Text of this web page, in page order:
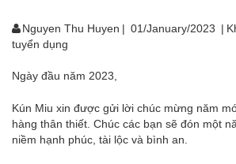
Nguyen Thu Huyen | 01/January/2023 |
tuyển dụng
Ngày đầu năm 2023,
Kún Miu xin được gửi lời chúc mừng năm
hàng thân thiết. Chúc các bạn sẽ đón một
niềm hạnh phúc, tài lộc và bình an.